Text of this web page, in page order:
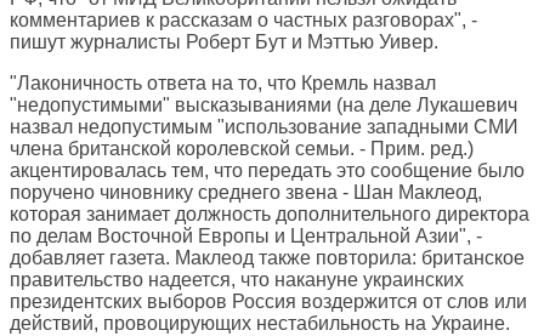
комментариев к рассказам о частных разговорах", -
пишут журналисты Роберт Бут и Мэттью Уивер.
"Лаконичность ответа на то, что Кремль назвал
"недопустимыми" высказываниями (на деле Лукашевич
назвал недопустимым "использование западными СМИ
члена британской королевской семьи. - Прим. ред.)
акцентировалась тем, что передать это сообщение было
поручено чиновнику среднего звена - Шан Маклеод,
которая занимает должность дополнительного директора
по делам Восточной Европы и Центральной Азии", -
добавляет газета. Маклеод также повторила: британское
правительство надеется, что накануне украинских
президентских выборов Россия воздержится от слов или
действий, провоцирующих нестабильность на Украине.